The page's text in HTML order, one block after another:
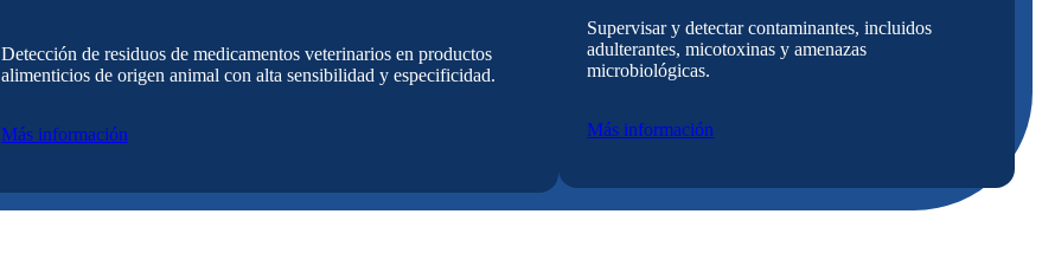
Detección de residuos de medicamentos veterinarios en productos
alimenticios de origen animal con alta sensibilidad y especificidad.
Más información
Supervisar y detectar contaminantes, incluidos
adulterantes, micotoxinas y amenazas
microbiológicas.
Más información